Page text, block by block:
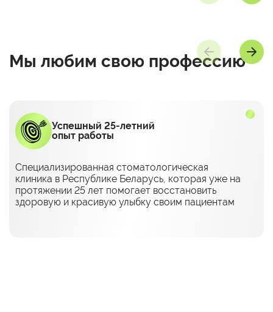
Мы любим свою профессию
Успешный 25-летний
опыт работы
Специализированная стоматологическая
клиника в Республике Беларусь, которая уже на
протяжении 25 лет помогает восстановить
здоровую и красивую улыбку своим пациентам